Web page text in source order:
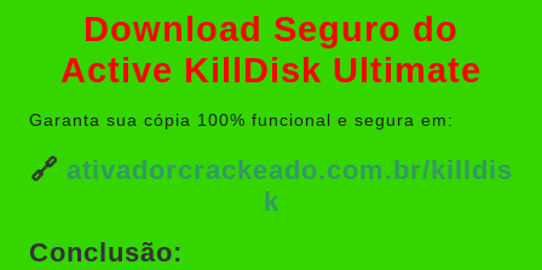
Download Seguro do
Active KillDisk Ultimate
Garanta sua cópia 100% funcional e segura em:
🔗 ativadorcrackeado.com.br/killdis
k
Conclusão: